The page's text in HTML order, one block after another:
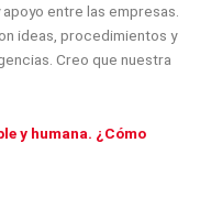
entre las empresas.
ideas, procedimientos y
Creo que nuestra
y humana. ¿Cómo